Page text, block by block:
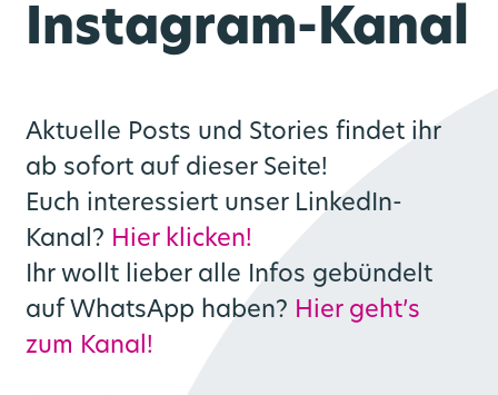
Instagram-Kanal
Aktuelle Posts und Stories findet ihr
ab sofort auf dieser Seite!
Euch interessiert unser LinkedIn-
Kanal? Hier klicken!
Ihr wollt lieber alle Infos gebündelt
auf WhatsApp haben? Hier geht’s
zum Kanal!